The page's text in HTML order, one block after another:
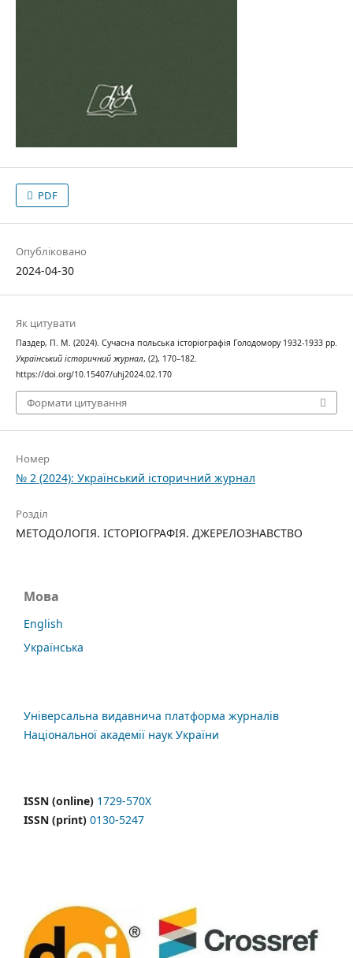
PDF
Опубліковано
2024-04-30
Як цитувати
Паздер, П. М. (2024). Сучасна польська історіографія Голодомору 1932-1933 рр.
Український історичний журнал, (2), 170–182.
https://doi.org/10.15407/uhj2024.02.170
Формати цитування
Номер
№ 2 (2024): Український історичний журнал
Розділ
МЕТОДОЛОГІЯ. ІСТОРІОГРАФІЯ. ДЖЕРЕЛОЗНАВСТВО
Мова
English
Українська
Універсальна видавнича платформа журналів
Національної академії наук України
ISSN (online) 1729-570X
ISSN (print) 0130-5247